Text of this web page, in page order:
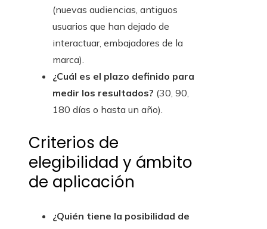
(nuevas audiencias, antiguos
usuarios que han dejado de
interactuar, embajadores de la
marca).
¿Cuál es el plazo definido para
medir los resultados? (30, 90,
180 días o hasta un año).
Criterios de
elegibilidad y ámbito
de aplicación
¿Quién tiene la posibilidad de